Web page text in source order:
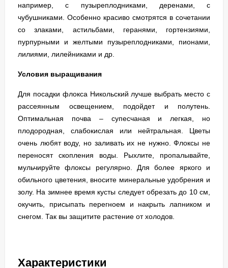
например, с пузыреплодниками, деренами, с
чубушниками. Особенно красиво смотрятся в сочетании
со злаками, астильбами, геранями, гортензиями,
пурпурными и желтыми пузыреплодниками, пионами,
лилиями, лилейниками и др.
Условия выращивания
Для посадки флокса Никольский лучше выбрать место с
рассеянным освещением, подойдет и полутень.
Оптимальная почва – супесчаная и легкая, но
плодородная, слабокислая или нейтральная. Цветы
очень любят воду, но заливать их не нужно. Флоксы не
переносят скопления воды. Рыхлите, пропалывайте,
мульчируйте флоксы регулярно. Для более яркого и
обильного цветения, вносите минеральные удобрения и
золу. На зимнее время кусты следует обрезать до 10 см,
окучить, присыпать перегноем и накрыть лапником и
снегом. Так вы защитите растение от холодов.
Характеристики